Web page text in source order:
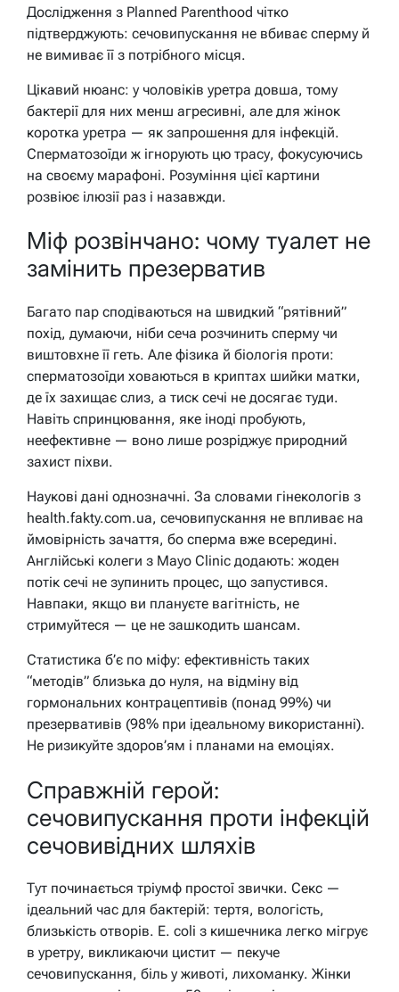
Дослідження з Planned Parenthood чітко
підтверджують: сечовипускання не вбиває сперму й
не вимиває її з потрібного місця.
Цікавий нюанс: у чоловіків уретра довша, тому
бактерії для них менш агресивні, але для жінок
коротка уретра — як запрошення для інфекцій.
Сперматозоїди ж ігнорують цю трасу, фокусуючись
на своєму марафоні. Розуміння цієї картини
розвіює ілюзії раз і назавжди.
Міф розвінчано: чому туалет не
замінить презерватив
Багато пар сподіваються на швидкий “рятівний”
похід, думаючи, ніби сеча розчинить сперму чи
виштовхне її геть. Але фізика й біологія проти:
сперматозоїди ховаються в криптах шийки матки,
де їх захищає слиз, а тиск сечі не досягає туди.
Навіть спринцювання, яке іноді пробують,
неефективне — воно лише розріджує природний
захист піхви.
Наукові дані однозначні. За словами гінекологів з
health.fakty.com.ua, сечовипускання не впливає на
ймовірність зачаття, бо сперма вже всередині.
Англійські колеги з Mayo Clinic додають: жоден
потік сечі не зупинить процес, що запустився.
Навпаки, якщо ви плануєте вагітність, не
стримуйтеся — це не зашкодить шансам.
Статистика б’є по міфу: ефективність таких
“методів” близька до нуля, на відміну від
гормональних контрацептивів (понад 99%) чи
презервативів (98% при ідеальному використанні).
Не ризикуйте здоров’ям і планами на емоціях.
Справжній герой:
сечовипускання проти інфекцій
сечовивідних шляхів
Тут починається тріумф простої звички. Секс —
ідеальний час для бактерій: тертя, вологість,
близькість отворів. E. coli з кишечника легко мігрує
в уретру, викликаючи цистит — пекуче
сечовипускання, біль у животі, лихоманку. Жінки